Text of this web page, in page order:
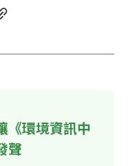
《環境資訊中
聲